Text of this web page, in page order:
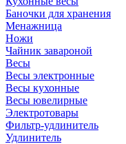
Баночки для хранения
Менажница
Ножи
Чайник завароной
Весы
Весы электронные
Весы кухонные
Весы ювелирные
Электротовары
Фильтр-удлинитель
Удлинитель